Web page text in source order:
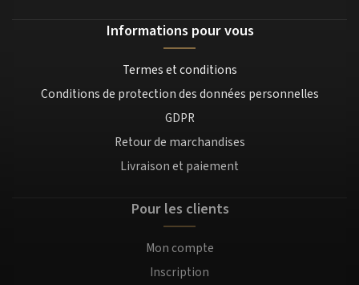
Informations pour vous
Termes et conditions
Conditions de protection des données personnelles
GDPR
Retour de marchandises
Livraison et paiement
Pour les clients
Mon compte
Inscription